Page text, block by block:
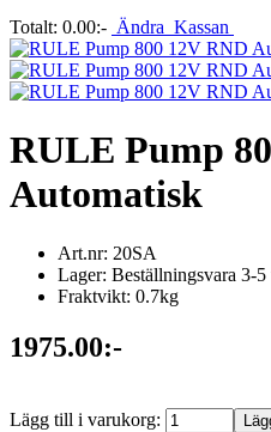
Totalt: 0.00:- Ändra Kassan
RULE Pump
Automatisk
Art.nr: 20SA
Lager: Beställningsvara 3-5
Fraktvikt: 0.7kg
1975.00:-
Lägg till i varukorg: